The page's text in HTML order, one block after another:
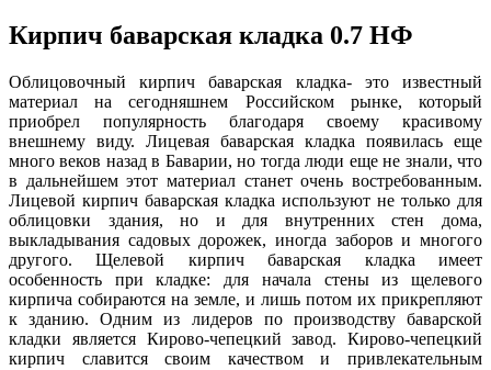
Кирпич баварская кладка 0.7 НФ
Облицовочный кирпич баварская кладка- это известный
материал на сегодняшнем Российском рынке, который
приобрел популярность благодаря своему красивому
внешнему виду. Лицевая баварская кладка появилась еще
много веков назад в Баварии, но тогда люди еще не знали, что
в дальнейшем этот материал станет очень востребованным.
Лицевой кирпич баварская кладка используют не только для
облицовки здания, но и для внутренних стен дома,
выкладывания садовых дорожек, иногда заборов и многого
другого. Щелевой кирпич баварская кладка имеет
особенность при кладке: для начала стены из щелевого
кирпича собираются на земле, и лишь потом их прикрепляют
к зданию. Одним из лидеров по производству баварской
кладки является Кирово-чепецкий завод. Кирово-чепецкий
кирпич славится своим качеством и привлекательным